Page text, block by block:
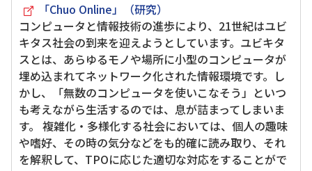
「Chuo Online」（研究）
コンピュータと情報技術の進歩により、21世紀はユビ
キタス社会の到来を迎えようとしています。ユビキタ
スとは、あらゆるモノや場所に小型のコンピュータが
埋め込まれてネットワーク化された情報環境です。し
かし、「無数のコンピュータを使いこなそう」といつ
も考えながら生活するのでは、息が詰まってしまいま
す。 複雑化・多様化する社会においては、個人の趣味
や嗜好、その時の気分などをも的確に読み取り、それ
を解釈して、TPOに応じた適切な対応をすることがで